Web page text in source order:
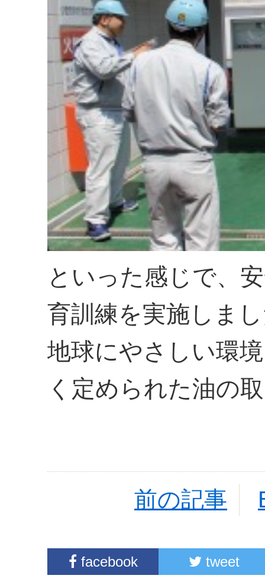
といった感じで、
育訓練を実施しま
地球にやさしい環
く定められた油の
前の記事
facebook tweet